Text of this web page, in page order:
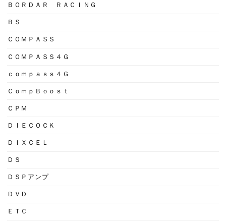
ＢＯＲＤＡＲ ＲＡＣＩＮＧ
ＢＳ
ＣＯＭＰＡＳＳ
ＣＯＭＰＡＳＳ４Ｇ
ｃｏｍｐａｓｓ４Ｇ
ＣｏｍｐＢｏｏｓｔ
ＣＰＭ
ＤＩＥＣＯＣＫ
ＤＩＸＣＥＬ
ＤＳ
ＤＳＰアンプ
ＤＶＤ
ＥＴＣ